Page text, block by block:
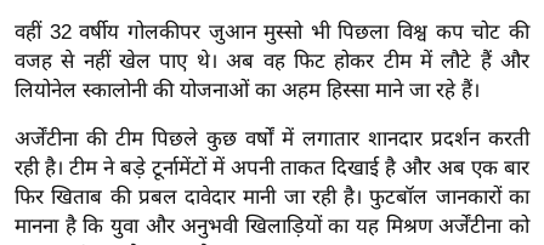
r
e
a
i
n
g
N
वहीं 32 वर्षीय गोलकीपर जुआन मुस्सो भी पिछला विश्व कप चोट की
वजह से नहीं खेल पाए थे। अब वह फिट होकर टीम में लौटे हैं और
लियोनेल स्कालोनी की योजनाओं का अहम हिस्सा माने जा रहे हैं।
अर्जेंटीना की टीम पिछले कुछ वर्षों में लगातार शानदार प्रदर्शन करती
रही है। टीम ने बड़े टूर्नामेंटों में अपनी ताकत दिखाई है और अब एक बार
फिर खिताब की प्रबल दावेदार मानी जा रही है। फुटबॉल जानकारों का
मानना है कि युवा और अनुभवी खिलाड़ियों का यह मिश्रण अर्जेंटीना को